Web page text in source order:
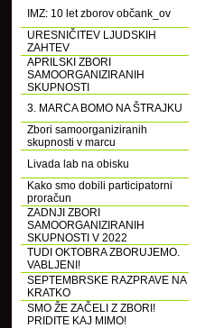
IMZ: 10 let zborov občank_ov
URESNIČITEV LJUDSKIH
ZAHTEV
APRILSKI ZBORI
SAMOORGANIZIRANIH
SKUPNOSTI
3. MARCA BOMO NA ŠTRAJKU
Zbori samoorganiziranih
skupnosti v marcu
Livada lab na obisku
Kako smo dobili participatorni
proračun
ZADNJI ZBORI
SAMOORGANIZIRANIH
SKUPNOSTI V 2022
TUDI OKTOBRA ZBORUJEMO.
VABLJENI!
SEPTEMBRSKE RAZPRAVE NA
KRATKO
SMO ŽE ZAČELI Z ZBORI!
PRIDITE KAJ MIMO!